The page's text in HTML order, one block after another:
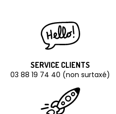
SERVICE CLIENTS
03 88 19 74 40 (non surtaxé)